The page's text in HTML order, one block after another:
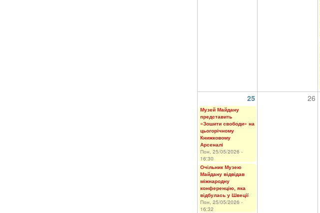
25 26
Музей Майдану
представить
«Зошити свободи» на
цьогорічному
Книжковому
Арсеналі
Пон, 25/05/2026 -
16:30
Очільник Музею
Майдану відвідав
міжнародну
конференцію, яка
відбулась у Швеції
Пон, 25/05/2026 -
16:32